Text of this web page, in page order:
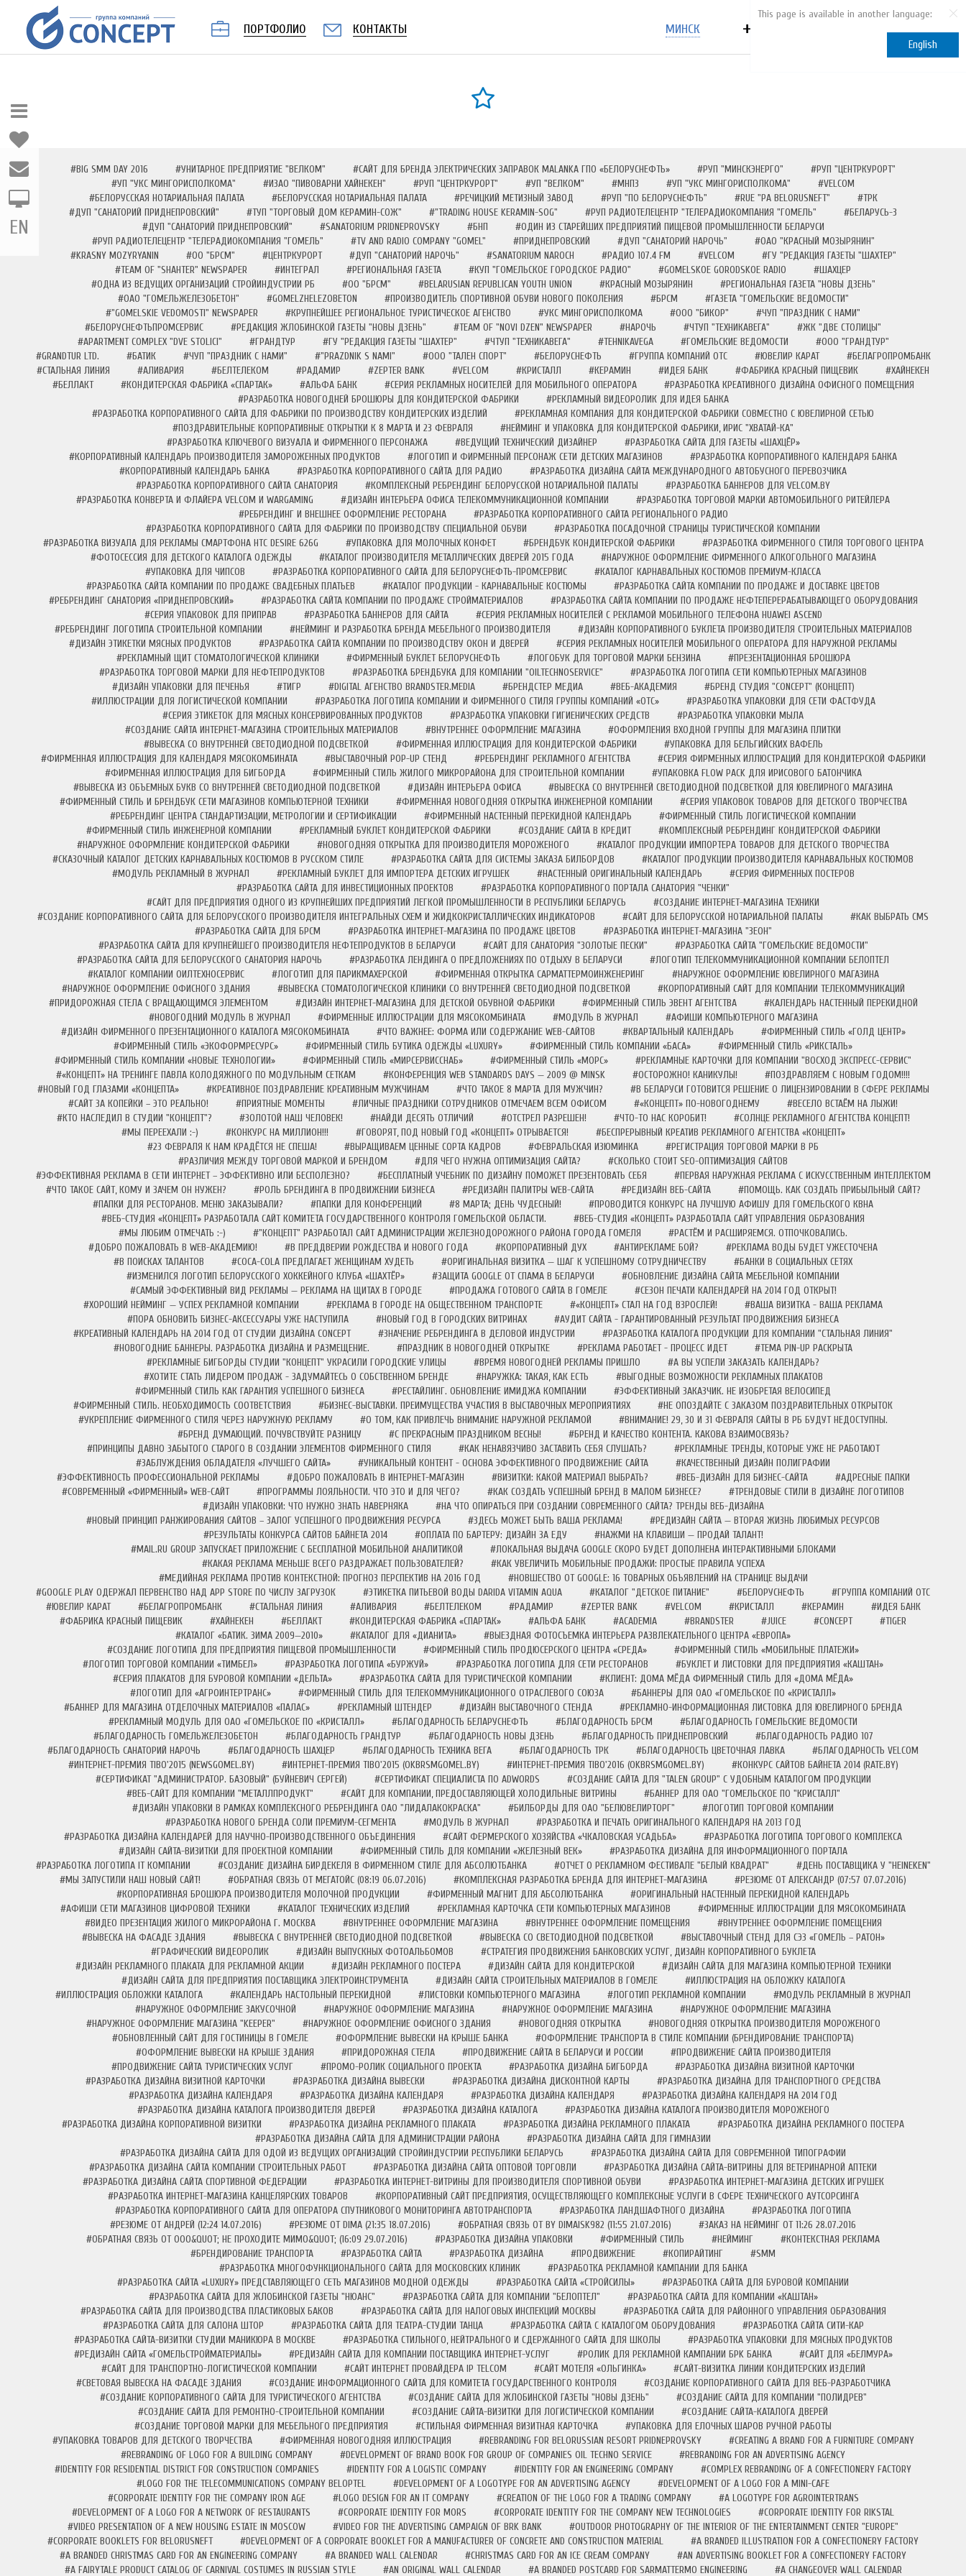
This page is available in another language:
English
EN
ПОРТФОЛИО КОНТАКТЫ МИНСК +375 (29) 113-10-10
#BIG SMM DAY 2016 #УНИТАРНОЕ ПРЕДПРИЯТИЕ "ВЕЛКОМ" #САЙТ ДЛЯ БРЕНДА ЭЛЕКТРИЧЕСКИХ ЗАПРАВОК MALANKA ГПО «БЕЛОРУСНЕФТЬ» #РУП "МИНСКЭНЕРГО"
#РУП "ЦЕНТРКУРОРТ"
#УП "УКС МИНГОРИСПОЛКОМА"
#ИЗАО "ПИВОВАРНИ ХАЙНЕКЕН" #РУП "ЦЕНТРКУРОРТ" #УП "ВЕЛКОМ" #МНПЗ #УП "УКС МИНГОРИСПОЛКОМА"
#VELCOM
#БЕЛОРУССКАЯ НОТАРИАЛЬНАЯ ПАЛАТА
#БЕЛОРУССКАЯ НОТАРИАЛЬНАЯ ПАЛАТА #РЕЧИЦКИЙ МЕТИЗНЫЙ ЗАВОД #РУП "ПО БЕЛОРУСНЕФТЬ" #RUE "PA BELORUSNEFT"
#ТРК
#ДУП "САНАТОРИЙ ПРИДНЕПРОВСКИЙ"
#ТУП "ТОРГОВЫЙ ДОМ КЕРАМИН-СОЖ" #"TRADING HOUSE KERAMIN-SOG" #РУП РАДИОТЕЛЕЦЕНТР "ТЕЛЕРАДИОКОМПАНИЯ "ГОМЕЛЬ"
#БЕЛАРУСЬ-3
#ДУП "САНАТОРИЙ ПРИДНЕПРОВСКИЙ"
#SANATORIUM PRIDNEPROVSKY #БНП
#ОДИН ИЗ СТАРЕЙШИХ ПРЕДПРИЯТИЙ ПИЩЕВОЙ ПРОМЫШЛЕННОСТИ БЕЛАРУСИ
#РУП РАДИОТЕЛЕЦЕНТР "ТЕЛЕРАДИОКОМПАНИЯ "ГОМЕЛЬ"
#TV AND RADIO COMPANY "GOMEL" #ПРИДНЕПРОВСКИЙ #ДУП "САНАТОРИЙ НАРОЧЬ"
#ОАО "КРАСНЫЙ МОЗЫРЯНИН"
#KRASNY MOZYRYANIN
#ОО "БРСМ" #ЦЕНТРКУРОРТ #ДУП "САНАТОРИЙ НАРОЧЬ" #SANATORIUM NAROCH #РАДИО 107.4 FM #VELCOM
#ГУ "РЕДАКЦИЯ ГАЗЕТЫ "ШАХТЕР"
#TEAM OF "SHAHTER" NEWSPAPER
#ИНТЕГРАЛ #РЕГИОНАЛЬНАЯ ГАЗЕТА #КУП "ГОМЕЛЬСКОЕ ГОРОДСКОЕ РАДИО" #GOMELSKOE GORODSKOE RADIO
#ШАХЦЕР
#ОДНА ИЗ ВЕДУЩИХ ОРГАНИЗАЦИЙ СТРОЙИНДУСТРИИ РБ
#ОО "БРСМ" #BELARUSIAN REPUBLICAN YOUTH UNION #КРАСНЫЙ МОЗЫРЯНИН
#РЕГИОНАЛЬНАЯ ГАЗЕТА "НОВЫ ДЗЕНЬ"
#ОАО "ГОМЕЛЬЖЕЛЕЗОБЕТОН"
#GOMELZHELEZOBETON #ПРОИЗВОДИТЕЛЬ СПОРТИВНОЙ ОБУВИ НОВОГО ПОКОЛЕНИЯ #БРСМ
#ГАЗЕТА "ГОМЕЛЬСКИЕ ВЕДОМОСТИ"
#"GOMELSKIE VEDOMOSTI" NEWSPAPER
#КРУПНЕЙШЕЕ РЕГИОНАЛЬНОЕ ТУРИСТИЧЕСКОЕ АГЕНСТВО #УКС МИНГОРИСПОЛКОМА #ООО "БИКОР"
#ЧУП "ПРАЗДНИК С НАМИ"
#БЕЛОРУСНЕФТЬПРОМСЕРВИС
#РЕДАКЦИЯ ЖЛОБИНСКОЙ ГАЗЕТЫ "НОВЫ ДЗЕНЬ" #TEAM OF "NOVI DZEN" NEWSPAPER #НАРОЧЬ #ЧТУП "ТЕХНИКАВЕГА"
#ЖК "ДВЕ СТОЛИЦЫ"
#APARTMENT COMPLEX "DVE STOLICI"
#ГРАНДТУР #ГУ "РЕДАКЦИЯ ГАЗЕТЫ "ШАХТЕР" #ЧТУП "ТЕХНИКАВЕГА" #TEHNIKAVEGA #ГОМЕЛЬСКИЕ ВЕДОМОСТИ
#ООО "ГРАНДТУР"
#GRANDTUR LTD.
#БАТИК #ЧУП "ПРАЗДНИК С НАМИ" #"PRAZDNIK S NAMI" #ООО "ТАЛЕН СПОРТ" #БЕЛОРУСНЕФТЬ #ГРУППА КОМПАНИЙ ОТС #ЮВЕЛИР КАРАТ
#БЕЛАГРОПРОМБАНК
#СТАЛЬНАЯ ЛИНИЯ
#АЛИВАРИЯ #БЕЛТЕЛЕКОМ #РАДАМИР #ZEPTER BANK #VELCOM #КРИСТАЛЛ #КЕРАМИН #ИДЕЯ БАНК #ФАБРИКА КРАСНЫЙ ПИЩЕВИК
#ХАЙНЕКЕН
#БЕЛЛАКТ
#КОНДИТЕРСКАЯ ФАБРИКА «СПАРТАК» #АЛЬФА БАНК #СЕРИЯ РЕКЛАМНЫХ НОСИТЕЛЕЙ ДЛЯ МОБИЛЬНОГО ОПЕРАТОРА
#РАЗРАБОТКА КРЕАТИВНОГО ДИЗАЙНА ОФИСНОГО ПОМЕЩЕНИЯ
#РАЗРАБОТКА НОВОГОДНЕЙ БРОШЮРЫ ДЛЯ КОНДИТЕРСКОЙ ФАБРИКИ
#РЕКЛАМНЫЙ ВИДЕОРОЛИК ДЛЯ ИДЕЯ БАНКА
#РАЗРАБОТКА КОРПОРАТИВНОГО САЙТА ДЛЯ ФАБРИКИ ПО ПРОИЗВОДСТВУ КОНДИТЕРСКИХ ИЗДЕЛИЙ
#РЕКЛАМНАЯ КОМПАНИЯ ДЛЯ КОНДИТЕРСКОЙ ФАБРИКИ СОВМЕСТНО С ЮВЕЛИРНОЙ СЕТЬЮ
#ПОЗДРАВИТЕЛЬНЫЕ КОРПОРАТИВНЫЕ ОТКРЫТКИ К 8 МАРТА И 23 ФЕВРАЛЯ
#НЕЙМИНГ И УПАКОВКА ДЛЯ КОНДИТЕРСКОЙ ФАБРИКИ, ИРИС "ХВАТАЙ-КА"
#РАЗРАБОТКА КЛЮЧЕВОГО ВИЗУАЛА И ФИРМЕННОГО ПЕРСОНАЖА
#ВЕДУЩИЙ ТЕХНИЧЕСКИЙ ДИЗАЙНЕР
#РАЗРАБОТКА САЙТА ДЛЯ ГАЗЕТЫ «ШАХЦЁР»
#КОРПОРАТИВНЫЙ КАЛЕНДАРЬ ПРОИЗВОДИТЕЛЯ ЗАМОРОЖЕННЫХ ПРОДУКТОВ
#ЛОГОТИП И ФИРМЕННЫЙ ПЕРСОНАЖ СЕТИ ДЕТСКИХ МАГАЗИНОВ
#РАЗРАБОТКА КОРПОРАТИВНОГО КАЛЕНДАРЯ БАНКА
#КОРПОРАТИВНЫЙ КАЛЕНДАРЬ БАНКА
#РАЗРАБОТКА КОРПОРАТИВНОГО САЙТА ДЛЯ РАДИО
#РАЗРАБОТКА ДИЗАЙНА САЙТА МЕЖДУНАРОДНОГО АВТОБУСНОГО ПЕРЕВОЗЧИКА
#РАЗРАБОТКА КОРПОРАТИВНОГО САЙТА САНАТОРИЯ
#КОМПЛЕКСНЫЙ РЕБРЕНДИНГ БЕЛОРУССКОЙ НОТАРИАЛЬНОЙ ПАЛАТЫ
#РАЗРАБОТКА БАННЕРОВ ДЛЯ VELCOM.BY
#РАЗРАБОТКА КОНВЕРТА И ФЛАЙЕРА VELCOM И WARGAMING
#ДИЗАЙН ИНТЕРЬЕРА ОФИСА ТЕЛЕКОММУНИКАЦИОННОЙ КОМПАНИИ
#РАЗРАБОТКА ТОРГОВОЙ МАРКИ АВТОМОБИЛЬНОГО РИТЕЙЛЕРА
#РЕБРЕНДИНГ И ВНЕШНЕЕ ОФОРМЛЕНИЕ РЕСТОРАНА
#РАЗРАБОТКА КОРПОРАТИВНОГО САЙТА РЕГИОНАЛЬНОГО РАДИО
#РАЗРАБОТКА КОРПОРАТИВНОГО САЙТА ДЛЯ ФАБРИКИ ПО ПРОИЗВОДСТВУ СПЕЦИАЛЬНОЙ ОБУВИ
#РАЗРАБОТКА ПОСАДОЧНОЙ СТРАНИЦЫ ТУРИСТИЧЕСКОЙ КОМПАНИИ
#РАЗРАБОТКА ВИЗУАЛА ДЛЯ РЕКЛАМЫ СМАРТФОНА HTC DESIRE 626G
#УПАКОВКА ДЛЯ МОЛОЧНЫХ КОНФЕТ #БРЕНДБУК КОНДИТЕРСКОЙ ФАБРИКИ
#РАЗРАБОТКА ФИРМЕННОГО СТИЛЯ ТОРГОВОГО ЦЕНТРА
#ФОТОСЕССИЯ ДЛЯ ДЕТСКОГО КАТАЛОГА ОДЕЖДЫ
#КАТАЛОГ ПРОИЗВОДИТЕЛЯ МЕТАЛЛИЧЕСКИХ ДВЕРЕЙ 2015 ГОДА
#НАРУЖНОЕ ОФОРМЛЕНИЕ ФИРМЕННОГО АЛКОГОЛЬНОГО МАГАЗИНА
#УПАКОВКА ДЛЯ ЧИПСОВ
#РАЗРАБОТКА КОРПОРАТИВНОГО САЙТА ДЛЯ БЕЛОРУСНЕФТЬ-ПРОМСЕРВИС
#КАТАЛОГ КАРНАВАЛЬНЫХ КОСТЮМОВ ПРЕМИУМ-КЛАССА
#РАЗРАБОТКА САЙТА КОМПАНИИ ПО ПРОДАЖЕ СВАДЕБНЫХ ПЛАТЬЕВ
#КАТАЛОГ ПРОДУКЦИИ - КАРНАВАЛЬНЫЕ КОСТЮМЫ
#РАЗРАБОТКА САЙТА КОМПАНИИ ПО ПРОДАЖЕ И ДОСТАВКЕ ЦВЕТОВ
#РЕБРЕНДИНГ САНАТОРИЯ «ПРИДНЕПРОВСКИЙ»
#РАЗРАБОТКА САЙТА КОМПАНИИ ПО ПРОДАЖЕ СТРОЙМАТЕРИАЛОВ
#РАЗРАБОТКА САЙТА КОМПАНИИ ПО ПРОДАЖЕ НЕФТЕПЕРЕРАБАТЫВАЮЩЕГО ОБОРУДОВАНИЯ
#СЕРИЯ УПАКОВОК ДЛЯ ПРИПРАВ
#РАЗРАБОТКА БАННЕРОВ ДЛЯ САЙТА
#СЕРИЯ РЕКЛАМНЫХ НОСИТЕЛЕЙ С РЕКЛАМОЙ МОБИЛЬНОГО ТЕЛЕФОНА HUAWEI ASCEND
#РЕБРЕНДИНГ ЛОГОТИПА СТРОИТЕЛЬНОЙ КОМПАНИИ
#НЕЙМИНГ И РАЗРАБОТКА БРЕНДА МЕБЕЛЬНОГО ПРОИЗВОДИТЕЛЯ
#ДИЗАЙН КОРПОРАТИВНОГО БУКЛЕТА ПРОИЗВОДИТЕЛЯ СТРОИТЕЛЬНЫХ МАТЕРИАЛОВ
#ДИЗАЙН ЭТИКЕТКИ МЯСНЫХ ПРОДУКТОВ
#РАЗРАБОТКА САЙТА КОМПАНИИ ПО ПРОИЗВОДСТВУ ОКОН И ДВЕРЕЙ
#СЕРИЯ РЕКЛАМНЫХ НОСИТЕЛЕЙ МОБИЛЬНОГО ОПЕРАТОРА ДЛЯ НАРУЖНОЙ РЕКЛАМЫ
#РЕКЛАМНЫЙ ЩИТ СТОМАТОЛОГИЧЕСКОЙ КЛИНИКИ
#ФИРМЕННЫЙ БУКЛЕТ БЕЛОРУСНЕФТЬ #ЛОГОБУК ДЛЯ ТОРГОВОЙ МАРКИ БЕНЗИНА
#ПРЕЗЕНТАЦИОННАЯ БРОШЮРА
#РАЗРАБОТКА ТОРГОВОЙ МАРКИ ДЛЯ НЕФТЕПРОДУКТОВ
#РАЗРАБОТКА БРЕНДБУКА ДЛЯ КОМПАНИИ "OILTECHNOSERVICE"
#РАЗРАБОТКА ЛОГОТИПА СЕТИ КОМПЬЮТЕРНЫХ МАГАЗИНОВ
#ДИЗАЙН УПАКОВКИ ДЛЯ ПЕЧЕНЬЯ
#ТИГР #DIGITAL АГЕНСТВО BRANDSTER.MEDIA #БРЕНДСТЕР МЕДИА #ВЕБ-АКАДЕМИЯ
#БРЕНД СТУДИЯ "CONCEPT" (КОНЦЕПТ)
#ИЛЛЮСТРАЦИИ ДЛЯ ЛОГИСТИЧЕСКОЙ КОМПАНИИ
#РАЗРАБОТКА ЛОГОТИПА КОМПАНИИ И ФИРМЕННОГО СТИЛЯ ГРУППЫ КОМПАНИЙ «ОТС»
#РАЗРАБОТКА УПАКОВКИ ДЛЯ СЕТИ ФАСТФУДА
#СЕРИЯ ЭТИКЕТОК ДЛЯ МЯСНЫХ КОНСЕРВИРОВАННЫХ ПРОДУКТОВ
#РАЗРАБОТКА УПАКОВКИ ГИГИЕНИЧЕСКИХ СРЕДСТВ
#РАЗРАБОТКА УПАКОВКИ МЫЛА
#СОЗДАНИЕ САЙТА ИНТЕРНЕТ-МАГАЗИНА СТРОИТЕЛЬНЫХ МАТЕРИАЛОВ
#ВНУТРЕННЕЕ ОФОРМЛЕНИЕ МАГАЗИНА
#ОФОРМЛЕНИЯ ВХОДНОЙ ГРУППЫ ДЛЯ МАГАЗИНА ПЛИТКИ
#ВЫВЕСКА СО ВНУТРЕННЕЙ СВЕТОДИОДНОЙ ПОДСВЕТКОЙ
#ФИРМЕННАЯ ИЛЛЮСТРАЦИЯ ДЛЯ КОНДИТЕРСКОЙ ФАБРИКИ
#УПАКОВКА ДЛЯ БЕЛЬГИЙСКИХ ВАФЕЛЬ
#ФИРМЕННАЯ ИЛЛЮСТРАЦИЯ ДЛЯ КАЛЕНДАРЯ МЯСОКОМБИНАТА
#ВЫСТАВОЧНЫЙ POP-UP СТЕНД #РЕБРЕНДИНГ РЕКЛАМНОГО АГЕНТСТВА
#СЕРИЯ ФИРМЕННЫХ ИЛЛЮСТРАЦИЙ ДЛЯ КОНДИТЕРСКОЙ ФАБРИКИ
#ФИРМЕННАЯ ИЛЛЮСТРАЦИЯ ДЛЯ БИГБОРДА
#ФИРМЕННЫЙ СТИЛЬ ЖИЛОГО МИКРОРАЙОНА ДЛЯ СТРОИТЕЛЬНОЙ КОМПАНИИ
#УПАКОВКА FLOW PACK ДЛЯ ИРИСОВОГО БАТОНЧИКА
#ВЫВЕСКА ИЗ ОБЪЕМНЫХ БУКВ СО ВНУТРЕННЕЙ СВЕТОДИОДНОЙ ПОДСВЕТКОЙ
#ДИЗАЙН ИНТЕРЬЕРА ОФИСА
#ВЫВЕСКА СО ВНУТРЕННЕЙ СВЕТОДИОДНОЙ ПОДСВЕТКОЙ ДЛЯ ЮВЕЛИРНОГО МАГАЗИНА
#ФИРМЕННЫЙ СТИЛЬ И БРЕНДБУК СЕТИ МАГАЗИНОВ КОМПЬЮТЕРНОЙ ТЕХНИКИ
#ФИРМЕННАЯ НОВОГОДНЯЯ ОТКРЫТКА ИНЖЕНЕРНОЙ КОМПАНИИ
#СЕРИЯ УПАКОВОК ТОВАРОВ ДЛЯ ДЕТСКОГО ТВОРЧЕСТВА
#РЕБРЕНДИНГ ЦЕНТРА СТАНДАРТИЗАЦИИ, МЕТРОЛОГИИ И СЕРТИФИКАЦИИ
#ФИРМЕННЫЙ НАСТЕННЫЙ ПЕРЕКИДНОЙ КАЛЕНДАРЬ
#ФИРМЕННЫЙ СТИЛЬ ЛОГИСТИЧЕСКОЙ КОМПАНИИ
#ФИРМЕННЫЙ СТИЛЬ ИНЖЕНЕРНОЙ КОМПАНИИ
#РЕКЛАМНЫЙ БУКЛЕТ КОНДИТЕРСКОЙ ФАБРИКИ #СОЗДАНИЕ САЙТА В КРЕДИТ
#КОМПЛЕКСНЫЙ РЕБРЕНДИНГ КОНДИТЕРСКОЙ ФАБРИКИ
#НАРУЖНОЕ ОФОРМЛЕНИЕ КОНДИТЕРСКОЙ ФАБРИКИ
#НОВОГОДНЯЯ ОТКРЫТКА ДЛЯ ПРОИЗВОДИТЕЛЯ МОРОЖЕНОГО
#КАТАЛОГ ПРОДУКЦИИ ИМПОРТЕРА ТОВАРОВ ДЛЯ ДЕТСКОГО ТВОРЧЕСТВА
#СКАЗОЧНЫЙ КАТАЛОГ ДЕТСКИХ КАРНАВАЛЬНЫХ КОСТЮМОВ В РУССКОМ СТИЛЕ
#РАЗРАБОТКА САЙТА ДЛЯ СИСТЕМЫ ЗАКАЗА БИЛБОРДОВ
#КАТАЛОГ ПРОДУКЦИИ ПРОИЗВОДИТЕЛЯ КАРНАВАЛЬНЫХ КОСТЮМОВ
#МОДУЛЬ РЕКЛАМНЫЙ В ЖУРНАЛ
#РЕКЛАМНЫЙ БУКЛЕТ ДЛЯ ИМПОРТЕРА ДЕТСКИХ ИГРУШЕК #НАСТЕННЫЙ ОРИГИНАЛЬНЫЙ КАЛЕНДАРЬ
#СЕРИЯ ФИРМЕННЫХ ПОСТЕРОВ
#РАЗРАБОТКА САЙТА ДЛЯ ИНВЕСТИЦИОННЫХ ПРОЕКТОВ
#РАЗРАБОТКА КОРПОРАТИВНОГО ПОРТАЛА САНАТОРИЯ "ЧЕНКИ"
#САЙТ ДЛЯ ПРЕДПРИЯТИЯ ОДНОГО ИЗ КРУПНЕЙШИХ ПРЕДПРИЯТИЙ ЛЕГКОЙ ПРОМЫШЛЕННОСТИ В РЕСПУБЛИКИ БЕЛАРУСЬ
#СОЗДАНИЕ ИНТЕРНЕТ-МАГАЗИНА ТЕХНИКИ
#СОЗДАНИЕ КОРПОРАТИВНОГО САЙТА ДЛЯ БЕЛОРУССКОГО ПРОИЗВОДИТЕЛЯ ИНТЕГРАЛЬНЫХ СХЕМ И ЖИДКОКРИСТАЛЛИЧЕСКИХ ИНДИКАТОРОВ
#САЙТ ДЛЯ БЕЛОРУССКОЙ НОТАРИАЛЬНОЙ ПАЛАТЫ
#КАК ВЫБРАТЬ CMS
#РАЗРАБОТКА САЙТА ДЛЯ БРСМ
#РАЗРАБОТКА ИНТЕРНЕТ-МАГАЗИНА ПО ПРОДАЖЕ ЦВЕТОВ
#РАЗРАБОТКА ИНТЕРНЕТ-МАГАЗИНА "ЗЕОН"
#РАЗРАБОТКА САЙТА ДЛЯ КРУПНЕЙШЕГО ПРОИЗВОДИТЕЛЯ НЕФТЕПРОДУКТОВ В БЕЛАРУСИ
#САЙТ ДЛЯ САНАТОРИЯ "ЗОЛОТЫЕ ПЕСКИ"
#РАЗРАБОТКА САЙТА "ГОМЕЛЬСКИЕ ВЕДОМОСТИ"
#РАЗРАБОТКА САЙТА ДЛЯ БЕЛОРУССКОГО САНАТОРИЯ НАРОЧЬ
#РАЗРАБОТКА ЛЕНДИНГА О ПРЕДЛОЖЕНИЯХ ПО ОТДЫХУ В БЕЛАРУСИ
#ЛОГОТИП ТЕЛЕКОММУНИКАЦИОННОЙ КОМПАНИИ БЕЛОПТЕЛ
#КАТАЛОГ КОМПАНИИ ОИЛТЕХНОСЕРВИС
#ЛОГОТИП ДЛЯ ПАРИКМАХЕРСКОЙ #ФИРМЕННАЯ ОТКРЫТКА САРМАТТЕРМОИНЖЕНЕРИНГ
#НАРУЖНОЕ ОФОРМЛЕНИЕ ЮВЕЛИРНОГО МАГАЗИНА
#НАРУЖНОЕ ОФОРМЛЕНИЕ ОФИСНОГО ЗДАНИЯ
#ВЫВЕСКА СТОМАТОЛОГИЧЕСКОЙ КЛИНИКИ СО ВНУТРЕННЕЙ СВЕТОДИОДНОЙ ПОДСВЕТКОЙ
#КОРПОРАТИВНЫЙ САЙТ ДЛЯ КОМПАНИИ ТЕЛЕКОММУНИКАЦИЙ
#ПРИДОРОЖНАЯ СТЕЛА С ВРАЩАЮЩИМСЯ ЭЛЕМЕНТОМ
#ДИЗАЙН ИНТЕРНЕТ-МАГАЗИНА ДЛЯ ДЕТСКОЙ ОБУВНОЙ ФАБРИКИ #ФИРМЕННЫЙ СТИЛЬ ЭВЕНТ АГЕНТСТВА
#КАЛЕНДАРЬ НАСТЕННЫЙ ПЕРЕКИДНОЙ
#НОВОГОДНИЙ МОДУЛЬ В ЖУРНАЛ
#ФИРМЕННЫЕ ИЛЛЮСТРАЦИИ ДЛЯ МЯСОКОМБИНАТА #МОДУЛЬ В ЖУРНАЛ
#АФИШИ КОМПЬЮТЕРНОГО МАГАЗИНА
#ДИЗАЙН ФИРМЕННОГО ПРЕЗЕНТАЦИОННОГО КАТАЛОГА МЯСОКОМБИНАТА
#ЧТО ВАЖНЕЕ: ФОРМА ИЛИ СОДЕРЖАНИЕ WEB-САЙТОВ #КВАРТАЛЬНЫЙ КАЛЕНДАРЬ
#ФИРМЕННЫЙ СТИЛЬ «ГОЛД ЦЕНТР»
#ФИРМЕННЫЙ СТИЛЬ «ЭКОФОРМРЕСУРС»
#ФИРМЕННЫЙ СТИЛЬ БУТИКА ОДЕЖДЫ «LUXURY» #ФИРМЕННЫЙ СТИЛЬ КОМПАНИИ «БАСА»
#ФИРМЕННЫЙ СТИЛЬ «РИКСТАЛЬ»
#ФИРМЕННЫЙ СТИЛЬ КОМПАНИИ «НОВЫЕ ТЕХНОЛОГИИ»
#ФИРМЕННЫЙ СТИЛЬ «МИРСЕРВИССНАБ» #ФИРМЕННЫЙ СТИЛЬ «МОРС»
#РЕКЛАМНЫЕ КАРТОЧКИ ДЛЯ КОМПАНИИ "ВОСХОД ЭКСПРЕСС-СЕРВИС"
#«КОНЦЕПТ» НА ТРЕНИНГЕ ПАВЛА КОЛОДЯЖНОГО ПО МОДУЛЬНЫМ СЕТКАМ
#КОНФЕРЕНЦИЯ WEB STANDARDS DAYS — 2009 @ MINSK #ОСТОРОЖНО! КАНИКУЛЫ!
#ПОЗДРАВЛЯЕМ С НОВЫМ ГОДОМ!!!!
#НОВЫЙ ГОД ГЛАЗАМИ «КОНЦЕПТА»
#КРЕАТИВНОЕ ПОЗДРАВЛЕНИЕ КРЕАТИВНЫМ МУЖЧИНАМ #ЧТО ТАКОЕ 8 МАРТА ДЛЯ МУЖЧИН?
#В БЕЛАРУСИ ГОТОВИТСЯ РЕШЕНИЕ О ЛИЦЕНЗИРОВАНИИ В СФЕРЕ РЕКЛАМЫ
#САЙТ ЗА КОПЕЙКИ – ЭТО РЕАЛЬНО!
#ПРИЯТНЫЕ МОМЕНТЫ #ЛИЧНЫЕ ПРАЗДНИКИ СОТРУДНИКОВ ОТМЕЧАЕМ ВСЕМ ОФИСОМ #«КОНЦЕПТ» ПО-НОВОГОДНЕМУ
#ВЕСЕЛО ВСТАЁМ НА ЛЫЖИ!
#КТО НАСЛЕДИЛ В СТУДИИ "КОНЦЕПТ"?
#ЗОЛОТОЙ НАШ ЧЕЛОВЕК! #НАЙДИ ДЕСЯТЬ ОТЛИЧИЙ #ОТСТРЕЛ РАЗРЕШЕН! #ЧТО-ТО НАС КОРОБИТ!
#СОЛНЦЕ РЕКЛАМНОГО АГЕНТСТВА КОНЦЕПТ!
#МЫ ПЕРЕЕХАЛИ :-)
#КОНКУРС НА МИЛЛИОН!!! #ГОВОРЯТ, ПОД НОВЫЙ ГОД «КОНЦЕПТ» ОТРЫВАЕТСЯ!
#БЕСПРЕРЫВНЫЙ КРЕАТИВ РЕКЛАМНОГО АГЕНТСТВА «КОНЦЕПТ»
#23 ФЕВРАЛЯ К НАМ КРАДЁТСЯ НЕ СПЕША!
#ВЫРАЩИВАЕМ ЦЕННЫЕ СОРТА КАДРОВ #ФЕВРАЛЬСКАЯ ИЗЮМИНКА
#РЕГИСТРАЦИЯ ТОРГОВОЙ МАРКИ В РБ
#РАЗЛИЧИЯ МЕЖДУ ТОРГОВОЙ МАРКОЙ И БРЕНДОМ
#ДЛЯ ЧЕГО НУЖНА ОПТИМИЗАЦИЯ САЙТА?
#СКОЛЬКО СТОИТ SEO-ОПТИМИЗАЦИЯ САЙТОВ
#ЭФФЕКТИВНАЯ РЕКЛАМА В СЕТИ ИНТЕРНЕТ – ЭФФЕКТИВНО ИЛИ БЕСПОЛЕЗНО?
#БЕСПЛАТНЫЙ УЧЕБНИК ПО ДИЗАЙНУ ПОМОЖЕТ ПРЕЗЕНТОВАТЬ СЕБЯ
#ПЕРВАЯ НАРУЖНАЯ РЕКЛАМА С ИСКУССТВЕННЫМ ИНТЕЛЛЕКТОМ
#ЧТО ТАКОЕ САЙТ, КОМУ И ЗАЧЕМ ОН НУЖЕН?
#РОЛЬ БРЕНДИНГА В ПРОДВИЖЕНИИ БИЗНЕСА #РЕДИЗАЙН ПАЛИТРЫ WEB-САЙТА #РЕДИЗАЙН ВЕБ-САЙТА
#ПОМОЩЬ. КАК СОЗДАТЬ ПРИБЫЛЬНЫЙ САЙТ?
#ПАПКИ ДЛЯ РЕСТОРАНОВ. МЕНЮ ЗАКАЗЫВАЛИ?
#ПАПКИ ДЛЯ КОНФЕРЕНЦИЙ #8 МАРТА; ДЕНЬ ЧУДЕСНЫЙ!
#ПРОВОДИТСЯ КОНКУРС НА ЛУЧШУЮ АФИШУ ДЛЯ ГОМЕЛЬСКОГО КВНА
#ВЕБ-СТУДИЯ «КОНЦЕПТ» РАЗРАБОТАЛА САЙТ КОМИТЕТА ГОСУДАРСТВЕННОГО КОНТРОЛЯ ГОМЕЛЬСКОЙ ОБЛАСТИ.
#ВЕБ-СТУДИЯ «КОНЦЕПТ» РАЗРАБОТАЛА САЙТ УПРАВЛЕНИЯ ОБРАЗОВАНИЯ
#МЫ ЛЮБИМ ОТМЕЧАТЬ :-)
#"КОНЦЕПТ" РАЗРАБОТАЛ САЙТ АДМИНИСТРАЦИИ ЖЕЛЕЗНОДОРОЖНОГО РАЙОНА ГОРОДА ГОМЕЛЯ
#РАСТЁМ И РАСШИРЯЕМСЯ. ОТПОЧКОВАЛИСЬ.
#ДОБРО ПОЖАЛОВАТЬ В WEB-АКАДЕМИЮ!
#В ПРЕДДВЕРИИ РОЖДЕСТВА И НОВОГО ГОДА #КОРПОРАТИВНЫЙ ДУХ #АНТИРЕКЛАМЕ БОЙ?
#РЕКЛАМА ВОДЫ БУДЕТ УЖЕСТОЧЕНА
#В ПОИСКАХ ТАЛАНТОВ
#COCA-COLA ПРЕДЛАГАЕТ ЖЕНЩИНАМ ХУДЕТЬ #ОРИГИНАЛЬНАЯ ВИЗИТКА — ШАГ К УСПЕШНОМУ СОТРУДНИЧЕСТВУ
#БАНКИ В СОЦИАЛЬНЫХ СЕТЯХ
#ИЗМЕНИЛСЯ ЛОГОТИП БЕЛОРУССКОГО ХОККЕЙНОГО КЛУБА «ШАХТЁР»
#ЗАЩИТА GOOGLE ОТ СПАМА В БЕЛАРУСИ
#ОБНОВЛЕНИЕ ДИЗАЙНА САЙТА МЕБЕЛЬНОЙ КОМПАНИИ
#САМЫЙ ЭФФЕКТИВНЫЙ ВИД РЕКЛАМЫ — РЕКЛАМА НА ЩИТАХ В ГОРОДЕ
#ПРОДАЖА ГОТОВОГО САЙТА В ГОМЕЛЕ
#СЕЗОН ПЕЧАТИ КАЛЕНДАРЕЙ НА 2014 ГОД ОТКРЫТ!
#ХОРОШИЙ НЕЙМИНГ — УСПЕХ РЕКЛАМНОЙ КОМПАНИИ
#РЕКЛАМА В ГОРОДЕ НА ОБЩЕСТВЕННОМ ТРАНСПОРТЕ #«КОНЦЕПТ» СТАЛ НА ГОД ВЗРОСЛЕЙ!
#ВАША ВИЗИТКА - ВАША РЕКЛАМА
#ПОРА ОБНОВИТЬ БИЗНЕС-АКСЕССУАРЫ УЖЕ НАСТУПИЛА
#НОВЫЙ ГОД В ГОРОДСКИХ ВИТРИНАХ
#АУДИТ САЙТА - ГАРАНТИРОВАННЫЙ РЕЗУЛЬТАТ ПРОДВИЖЕНИЯ БИЗНЕСА
#КРЕАТИВНЫЙ КАЛЕНДАРЬ НА 2014 ГОД ОТ СТУДИИ ДИЗАЙНА CONCEPT
#ЗНАЧЕНИЕ РЕБРЕНДИНГА В ДЕЛОВОЙ ИНДУСТРИИ
#РАЗРАБОТКА КАТАЛОГА ПРОДУКЦИИ ДЛЯ КОМПАНИИ "СТАЛЬНАЯ ЛИНИЯ"
#НОВОГОДНИЕ БАННЕРЫ. РАЗРАБОТКА ДИЗАЙНА И РАЗМЕЩЕНИЕ.
#ПРАЗДНИК В НОВОГОДНЕЙ ОТКРЫТКЕ #РЕКЛАМА РАБОТАЕТ - ПРОЦЕСС ИДЕТ
#ТЕМА PIN-UP РАСКРЫТА
#РЕКЛАМНЫЕ БИГБОРДЫ СТУДИИ "КОНЦЕПТ" УКРАСИЛИ ГОРОДСКИЕ УЛИЦЫ
#ВРЕМЯ НОВОГОДНЕЙ РЕКЛАМЫ ПРИШЛО
#А ВЫ УСПЕЛИ ЗАКАЗАТЬ КАЛЕНДАРЬ?
#ХОТИТЕ СТАТЬ ЛИДЕРОМ ПРОДАЖ - ЗАДУМАЙТЕСЬ О СОБСТВЕННОМ БРЕНДЕ
#НАРУЖКА: ТАКАЯ, КАК ЕСТЬ
#ВЫГОДНЫЕ ВОЗМОЖНОСТИ РЕКЛАМНЫХ ПЛАКАТОВ
#ФИРМЕННЫЙ СТИЛЬ КАК ГАРАНТИЯ УСПЕШНОГО БИЗНЕСА
#РЕСТАЙЛИНГ. ОБНОВЛЕНИЕ ИМИДЖА КОМПАНИИ
#ЭФФЕКТИВНЫЙ ЗАКАЗЧИК. НЕ ИЗОБРЕТАЯ ВЕЛОСИПЕД
#ФИРМЕННЫЙ СТИЛЬ. НЕОБХОДИМОСТЬ СООТВЕТСТВИЯ
#БИЗНЕС-ВЫСТАВКИ. ПРЕИМУЩЕСТВА УЧАСТИЯ В ВЫСТАВОЧНЫХ МЕРОПРИЯТИЯХ
#НЕ ОПОЗДАЙТЕ С ЗАКАЗОМ ПОЗДРАВИТЕЛЬНЫХ ОТКРЫТОК
#УКРЕПЛЕНИЕ ФИРМЕННОГО СТИЛЯ ЧЕРЕЗ НАРУЖНУЮ РЕКЛАМУ
#О ТОМ, КАК ПРИВЛЕЧЬ ВНИМАНИЕ НАРУЖНОЙ РЕКЛАМОЙ
#ВНИМАНИЕ! 29, 30 И 31 ФЕВРАЛЯ САЙТЫ В РБ БУДУТ НЕДОСТУПНЫ.
#БРЕНД ДУМАЮЩИЙ. ПОЧУВСТВУЙТЕ РАЗНИЦУ
#С ПРЕКРАСНЫМ ПРАЗДНИКОМ ВЕСНЫ!
#БРЕНД И КАЧЕСТВО КОНТЕНТА. КАКОВА ВЗАИМОСВЯЗЬ?
#ПРИНЦИПЫ ДАВНО ЗАБЫТОГО СТАРОГО В СОЗДАНИИ ЭЛЕМЕНТОВ ФИРМЕННОГО СТИЛЯ
#КАК НЕНАВЯЗЧИВО ЗАСТАВИТЬ СЕБЯ СЛУШАТЬ?
#РЕКЛАМНЫЕ ТРЕНДЫ, КОТОРЫЕ УЖЕ НЕ РАБОТАЮТ
#ЗАБЛУЖДЕНИЯ ОБЛАДАТЕЛЯ «ЛУЧШЕГО САЙТА»
#УНИКАЛЬНЫЙ КОНТЕНТ - ОСНОВА ЭФФЕКТИВНОГО ПРОДВИЖЕНИЕ САЙТА
#КАЧЕСТВЕННЫЙ ДИЗАЙН ПОЛИГРАФИИ
#ЭФФЕКТИВНОСТЬ ПРОФЕССИОНАЛЬНОЙ РЕКЛАМЫ
#ДОБРО ПОЖАЛОВАТЬ В ИНТЕРНЕТ-МАГАЗИН #ВИЗИТКИ: КАКОЙ МАТЕРИАЛ ВЫБРАТЬ? #ВЕБ-ДИЗАЙН ДЛЯ БИЗНЕС-САЙТА
#АДРЕСНЫЕ ПАПКИ
#СОВРЕМЕННЫЙ «ФИРМЕННЫЙ» WEB-САЙТ
#ПРОГРАММЫ ЛОЯЛЬНОСТИ. ЧТО ЭТО И ДЛЯ ЧЕГО? #КАК СОЗДАТЬ УСПЕШНЫЙ БРЕНД В МАЛОМ БИЗНЕСЕ?
#ТРЕНДОВЫЕ СТИЛИ В ДИЗАЙНЕ ЛОГОТИПОВ
#ДИЗАЙН УПАКОВКИ: ЧТО НУЖНО ЗНАТЬ НАВЕРНЯКА
#НА ЧТО ОПИРАТЬСЯ ПРИ СОЗДАНИИ СОВРЕМЕННОГО САЙТА? ТРЕНДЫ ВЕБ-ДИЗАЙНА
#НОВЫЙ ПРИНЦИП РАНЖИРОВАНИЯ САЙТОВ – ЗАЛОГ УСПЕШНОГО ПРОДВИЖЕНИЯ РЕСУРСА
#ЗДЕСЬ МОЖЕТ БЫТЬ ВАША РЕКЛАМА!
#РЕДИЗАЙН САЙТА — ВТОРАЯ ЖИЗНЬ ЛЮБИМЫХ РЕСУРСОВ
#РЕЗУЛЬТАТЫ КОНКУРСА САЙТОВ БАЙНЕТА 2014
#ОПЛАТА ПО БАРТЕРУ: ДИЗАЙН ЗА ЕДУ
#НАЖМИ НА КЛАВИШИ — ПРОДАЙ ТАЛАНТ!
#MAIL.RU GROUP ЗАПУСКАЕТ ПРИЛОЖЕНИЕ С БЕСПЛАТНОЙ МОБИЛЬНОЙ АНАЛИТИКОЙ
#ЛОКАЛЬНАЯ ВЫДАЧА GOOGLE СКОРО БУДЕТ ДОПОЛНЕНА ИНТЕРАКТИВНЫМИ БЛОКАМИ
#КАКАЯ РЕКЛАМА МЕНЬШЕ ВСЕГО РАЗДРАЖАЕТ ПОЛЬЗОВАТЕЛЕЙ?
#КАК УВЕЛИЧИТЬ МОБИЛЬНЫЕ ПРОДАЖИ: ПРОСТЫЕ ПРАВИЛА УСПЕХА
#МЕДИЙНАЯ РЕКЛАМА ПРОТИВ КОНТЕКСТНОЙ: ПРОГНОЗ ПЕРСПЕКТИВ НА 2016 ГОД
#НОВШЕСТВО ОТ GOOGLE: 16 ТОВАРНЫХ ОБЪЯВЛЕНИЙ НА СТРАНИЦЕ ВЫДАЧИ
#GOOGLE PLAY ОДЕРЖАЛ ПЕРВЕНСТВО НАД APP STORE ПО ЧИСЛУ ЗАГРУЗОК
#ЭТИКЕТКА ПИТЬЕВОЙ ВОДЫ DARIDA VITAMIN AQUA #КАТАЛОГ "ДЕТСКОЕ ПИТАНИЕ" #БЕЛОРУСНЕФТЬ
#ГРУППА КОМПАНИЙ ОТС
#ЮВЕЛИР КАРАТ
#БЕЛАГРОПРОМБАНК #СТАЛЬНАЯ ЛИНИЯ #АЛИВАРИЯ #БЕЛТЕЛЕКОМ #РАДАМИР #ZEPTER BANK #VELCOM #КРИСТАЛЛ #КЕРАМИН
#ИДЕЯ БАНК
#ФАБРИКА КРАСНЫЙ ПИЩЕВИК
#ХАЙНЕКЕН #БЕЛЛАКТ #КОНДИТЕРСКАЯ ФАБРИКА «СПАРТАК» #АЛЬФА БАНК #ACADEMIA #BRANDSTER #JUICE #CONCEPT
#TIGER
#КАТАЛОГ «БАТИК. ЗИМА 2009—2010»
#КАТАЛОГ ДЛЯ «ДИАНИТА»
#ВЫЕЗДНАЯ ФОТОСЪЕМКА ИНТЕРЬЕРА РАЗВЛЕКАТЕЛЬНОГО ЦЕНТРА «ЕВРОПА»
#СОЗДАНИЕ ЛОГОТИПА ДЛЯ ПРЕДПРИЯТИЯ ПИЩЕВОЙ ПРОМЫШЛЕННОСТИ
#ФИРМЕННЫЙ СТИЛЬ ПРОДЮСЕРСКОГО ЦЕНТРА «СРЕДА»
#ФИРМЕННЫЙ СТИЛЬ «МОБИЛЬНЫЕ ПЛАТЕЖИ»
#ЛОГОТИП ТОРГОВОЙ КОМПАНИИ «ТИМБЕЛ»
#РАЗРАБОТКА ЛОГОТИПА «БУРЖУЙ» #РАЗРАБОТКА ЛОГОТИПА ДЛЯ СЕТИ РЕСТОРАНОВ
#БУКЛЕТ И ЛИСТОВКИ ДЛЯ ПРЕДПРИЯТИЯ «КАШТАН»
#СЕРИЯ ПЛАКАТОВ ДЛЯ БУРОВОЙ КОМПАНИИ «ДЕЛЬТА»
#РАЗРАБОТКА САЙТА ДЛЯ ТУРИСТИЧЕСКОЙ КОМПАНИИ
#КЛИЕНТ: ДОМА МЁДА ФИРМЕННЫЙ СТИЛЬ ДЛЯ «ДОМА МЁДА»
#ЛОГОТИП ДЛЯ «АГРОИНТЕРТРАНС»
#ФИРМЕННЫЙ СТИЛЬ ДЛЯ ТЕЛЕКОММУНИКАЦИОННОГО ОТРАСЛЕВОГО СОЮЗА
#БАННЕРЫ ДЛЯ ОАО «ГОМЕЛЬСКОЕ ПО «КРИСТАЛЛ»
#БАННЕР ДЛЯ МАГАЗИНА ОТДЕЛОЧНЫХ МАТЕРИАЛОВ «ПАЛАС»
#РЕКЛАМНЫЙ ШТЕНДЕР #ДИЗАЙН ВЫСТАВОЧНОГО СТЕНДА
#РЕКЛАМНО-ИНФОРМАЦИОННАЯ ЛИСТОВКА ДЛЯ ЮВЕЛИРНОГО БРЕНДА
#РЕКЛАМНЫЙ МОДУЛЬ ДЛЯ ОАО «ГОМЕЛЬСКОЕ ПО «КРИСТАЛЛ»
#БЛАГОДАРНОСТЬ БЕЛАРУСНЕФТЬ #БЛАГОДАРНОСТЬ БРСМ
#БЛАГОДАРНОСТЬ ГОМЕЛЬСКИЕ ВЕДОМОСТИ
#БЛАГОДАРНОСТЬ ГОМЕЛЬЖЕЛЕЗОБЕТОН
#БЛАГОДАРНОСТЬ ГРАНДТУР #БЛАГОДАРНОСТЬ НОВЫ ДЗЕНЬ #БЛАГОДАРНОСТЬ ПРИДНЕПРОВСКИЙ
#БЛАГОДАРНОСТЬ РАДИО 107
#БЛАГОДАРНОСТЬ САНАТОРИЙ НАРОЧЬ
#БЛАГОДАРНОСТЬ ШАХЦЕР #БЛАГОДАРНОСТЬ ТЕХНИКА ВЕГА #БЛАГОДАРНОСТЬ ТРК #БЛАГОДАРНОСТЬ ЦВЕТОЧНАЯ ЛАВКА
#БЛАГОДАРНОСТЬ VELCOM
#ИНТЕРНЕТ-ПРЕМИЯ TIBO'2015 (NEWSGOMEL.BY)
#ИНТЕРНЕТ-ПРЕМИЯ TIBO'2015 (OKBRSMGOMEL.BY) #ИНТЕРНЕТ-ПРЕМИЯ TIBO'2016 (OKBRSMGOMEL.BY)
#КОНКУРС САЙТОВ БАЙНЕТА 2014 (RATE.BY)
#СЕРТИФИКАТ "АДМИНИСТРАТОР. БАЗОВЫЙ" (БУЙНЕВИЧ СЕРГЕЙ)
#СЕРТИФИКАТ СПЕЦИАЛИСТА ПО ADWORDS
#СОЗДАНИЕ САЙТА ДЛЯ "TALEN GROUP" С УДОБНЫМ КАТАЛОГОМ ПРОДУКЦИИ
#ВЕБ-САЙТ ДЛЯ КОМПАНИИ "МЕТАЛЛПРОДУКТ"
#САЙТ ДЛЯ КОМПАНИИ, ПРЕДОСТАВЛЯЮЩЕЙ ХОЛОДИЛЬНЫЕ ВИТРИНЫ
#БАННЕР ДЛЯ ОАО "ГОМЕЛЬСКОЕ ПО "КРИСТАЛЛ"
#ДИЗАЙН УПАКОВКИ В РАМКАХ КОМПЛЕКСНОГО РЕБРЕНДИНГА ОАО "ЛИДАЛАКОКРАСКА"
#БИЛБОРДЫ ДЛЯ ОАО "БЕЛЮВЕЛИРТОРГ"
#ЛОГОТИП ТОРГОВОЙ КОМПАНИИ
#РАЗРАБОТКА НОВОГО БРЕНДА СОЛИ ПРЕМИУМ-СЕГМЕНТА
#МОДУЛЬ В ЖУРНАЛ
#РАЗРАБОТКА И ПЕЧАТЬ ОРИГИНАЛЬНОГО КАЛЕНДАРЯ НА 2013 ГОД
#РАЗРАБОТКА ДИЗАЙНА КАЛЕНДАРЕЙ ДЛЯ НАУЧНО-ПРОИЗВОДСТВЕННОГО ОБЪЕДИНЕНИЯ
#САЙТ ФЕРМЕРСКОГО ХОЗЯЙСТВА «ЧКАЛОВСКАЯ УСАДЬБА»
#РАЗРАБОТКА ЛОГОТИПА ТОРГОВОГО КОМПЛЕКСА
#ДИЗАЙН САЙТА-ВИЗИТКИ ДЛЯ ПРОЕКТНОЙ КОМПАНИИ
#ФИРМЕННЫЙ СТИЛЬ ДЛЯ КОМПАНИИ «ЖЕЛЕЗНЫЙ ВЕК»
#РАЗРАБОТКА ДИЗАЙНА ДЛЯ ИНФОРМАЦИОННОГО ПОРТАЛА
#РАЗРАБОТКА ЛОГОТИПА IT КОМПАНИИ
#СОЗДАНИЕ ДИЗАЙНА БИРДЕКЕЛЯ В ФИРМЕННОМ СТИЛЕ ДЛЯ АБСОЛЮТБАНКА #ОТЧЕТ О РЕКЛАМНОМ ФЕСТИВАЛЕ "БЕЛЫЙ КВАДРАТ"
#ДЕНЬ ПОСТАВЩИКА У "HEINEKEN"
#МЫ ЗАПУСТИЛИ НАШ НОВЫЙ САЙТ!
#ОБРАТНАЯ СВЯЗЬ ОТ МЕГАТОЙС (08:19 06.07.2016) #КОМПЛЕКСНАЯ РАЗРАБОТКА БРЕНДА ДЛЯ ИНТЕРНЕТ-МАГАЗИНА
#РЕЗЮМЕ ОТ АЛЕКСАНДР (07:57 07.07.2016)
#КОРПОРАТИВНАЯ БРОШЮРА ПРОИЗВОДИТЕЛЯ МОЛОЧНОЙ ПРОДУКЦИИ
#ФИРМЕННЫЙ МАГНИТ ДЛЯ АБСОЛЮТБАНКА
#ОРИГИНАЛЬНЫЙ НАСТЕННЫЙ ПЕРЕКИДНОЙ КАЛЕНДАРЬ
#АФИШИ СЕТИ МАГАЗИНОВ ЦИФРОВОЙ ТЕХНИКИ
#КАТАЛОГ ТЕХНИЧЕСКИХ ИЗДЕЛИЙ #РЕКЛАМНАЯ КАРТОЧКА СЕТИ КОМПЬЮТЕРНЫХ МАГАЗИНОВ
#ФИРМЕННЫЕ ИЛЛЮСТРАЦИИ ДЛЯ МЯСОКОМБИНАТА
#ВИДЕО ПРЕЗЕНТАЦИЯ ЖИЛОГО МИКРОРАЙОНА Г. МОСКВА
#ВНУТРЕННЕЕ ОФОРМЛЕНИЕ МАГАЗИНА #ВНУТРЕННЕЕ ОФОРМЛЕНИЕ ПОМЕЩЕНИЯ
#ВНУТРЕННЕЕ ОФОРМЛЕНИЕ ПОМЕЩЕНИЯ
#ВЫВЕСКА НА ФАСАДЕ ЗДАНИЯ
#ВЫВЕСКА С ВНУТРЕННЕЙ СВЕТОДИОДНОЙ ПОДСВЕТКОЙ #ВЫВЕСКА СО СВЕТОДИОДНОЙ ПОДСВЕТКОЙ
#ВЫСТАВОЧНЫЙ СТЕНД ДЛЯ СЭЗ «ГОМЕЛЬ – РАТОН»
#ГРАФИЧЕСКИЙ ВИДЕОРОЛИК
#ДИЗАЙН ВЫПУСКНЫХ ФОТОАЛЬБОМОВ
#СТРАТЕГИЯ ПРОДВИЖЕНИЯ БАНКОВСКИХ УСЛУГ, ДИЗАЙН КОРПОРАТИВНОГО БУКЛЕТА
#ДИЗАЙН РЕКЛАМНОГО ПЛАКАТА ДЛЯ РЕКЛАМНОЙ АКЦИИ
#ДИЗАЙН РЕКЛАМНОГО ПОСТЕРА #ДИЗАЙН САЙТА ДЛЯ КОНДИТЕРСКОЙ
#ДИЗАЙН САЙТА ДЛЯ МАГАЗИНА КОМПЬЮТЕРНОЙ ТЕХНИКИ
#ДИЗАЙН САЙТА ДЛЯ ПРЕДПРИЯТИЯ ПОСТАВЩИКА ЭЛЕКТРОИНСТРУМЕНТА
#ДИЗАЙН САЙТА СТРОИТЕЛЬНЫХ МАТЕРИАЛОВ В ГОМЕЛЕ
#ИЛЛЮСТРАЦИЯ НА ОБЛОЖКУ КАТАЛОГА
#ИЛЛЮСТРАЦИЯ ОБЛОЖКИ КАТАЛОГА
#КАЛЕНДАРЬ НАСТОЛЬНЫЙ ПЕРЕКИДНОЙ #ЛИСТОВКИ КОМПЬЮТЕРНОГО МАГАЗИНА #ЛОГОТИП РЕКЛАМНОЙ КОМПАНИИ
#МОДУЛЬ РЕКЛАМНЫЙ В ЖУРНАЛ
#НАРУЖНОЕ ОФОРМЛЕНИЕ ЗАКУСОЧНОЙ
#НАРУЖНОЕ ОФОРМЛЕНИЕ МАГАЗИНА #НАРУЖНОЕ ОФОРМЛЕНИЕ МАГАЗИНА
#НАРУЖНОЕ ОФОРМЛЕНИЕ МАГАЗИНА
#НАРУЖНОЕ ОФОРМЛЕНИЕ МАГАЗИНА "KEEPER"
#НАРУЖНОЕ ОФОРМЛЕНИЕ ОФИСНОГО ЗДАНИЯ #НОВОГОДНЯЯ ОТКРЫТКА
#НОВОГОДНЯЯ ОТКРЫТКА ПРОИЗВОДИТЕЛЯ МОРОЖЕНОГО
#ОБНОВЛЕННЫЙ САЙТ ДЛЯ ГОСТИНИЦЫ В ГОМЕЛЕ
#ОФОРМЛЕНИЕ ВЫВЕСКИ НА КРЫШЕ БАНКА
#ОФОРМЛЕНИЕ ТРАНСПОРТА В СТИЛЕ КОМПАНИИ (БРЕНДИРОВАНИЕ ТРАНСПОРТА)
#ОФОРМЛЕНИЕ ВЫВЕСКИ НА КРЫШЕ ЗДАНИЯ
#ПРИДОРОЖНАЯ СТЕЛА #ПРОДВИЖЕНИЕ САЙТА В БЕЛАРУСИ И РОССИИ
#ПРОДВИЖЕНИЕ САЙТА ПРОИЗВОДИТЕЛЯ
#ПРОДВИЖЕНИЕ САЙТА ТУРИСТИЧЕСКИХ УСЛУГ
#ПРОМО-РОЛИК СОЦИАЛЬНОГО ПРОЕКТА #РАЗРАБОТКА ДИЗАЙНА БИГБОРДА
#РАЗРАБОТКА ДИЗАЙНА ВИЗИТНОЙ КАРТОЧКИ
#РАЗРАБОТКА ДИЗАЙНА ВИЗИТНОЙ КАРТОЧКИ
#РАЗРАБОТКА ДИЗАЙНА ВЫВЕСКИ #РАЗРАБОТКА ДИЗАЙНА ДИСКОНТНОЙ КАРТЫ
#РАЗРАБОТКА ДИЗАЙНА ДЛЯ ТРАНСПОРТНОГО СРЕДСТВА
#РАЗРАБОТКА ДИЗАЙНА КАЛЕНДАРЯ
#РАЗРАБОТКА ДИЗАЙНА КАЛЕНДАРЯ #РАЗРАБОТКА ДИЗАЙНА КАЛЕНДАРЯ
#РАЗРАБОТКА ДИЗАЙНА КАЛЕНДАРЯ НА 2014 ГОД
#РАЗРАБОТКА ДИЗАЙНА КАТАЛОГА ПРОИЗВОДИТЕЛЯ ДВЕРЕЙ
#РАЗРАБОТКА ДИЗАЙНА КАТАЛОГА
#РАЗРАБОТКА ДИЗАЙНА КАТАЛОГА ПРОИЗВОДИТЕЛЯ МОРОЖЕНОГО
#РАЗРАБОТКА ДИЗАЙНА КОРПОРАТИВНОЙ ВИЗИТКИ
#РАЗРАБОТКА ДИЗАЙНА РЕКЛАМНОГО ПЛАКАТА #РАЗРАБОТКА ДИЗАЙНА РЕКЛАМНОГО ПЛАКАТА
#РАЗРАБОТКА ДИЗАЙНА РЕКЛАМНОГО ПОСТЕРА
#РАЗРАБОТКА ДИЗАЙНА САЙТА ДЛЯ АДМИНИСТРАЦИИ РАЙОНА
#РАЗРАБОТКА ДИЗАЙНА САЙТА ДЛЯ ГИМНАЗИИ
#РАЗРАБОТКА ДИЗАЙНА САЙТА ДЛЯ ОДОЙ ИЗ ВЕДУЩИХ ОРГАНИЗАЦИЙ СТРОЙИНДУСТРИИ РЕСПУБЛИКИ БЕЛАРУСЬ
#РАЗРАБОТКА ДИЗАЙНА САЙТА ДЛЯ СОВРЕМЕННОЙ ТИПОГРАФИИ
#РАЗРАБОТКА ДИЗАЙНА САЙТА КОМПАНИИ СТРОИТЕЛЬНЫХ РАБОТ
#РАЗРАБОТКА ДИЗАЙНА САЙТА ОПТОВОЙ ТОРГОВЛИ
#РАЗРАБОТКА ДИЗАЙНА САЙТА-ВИТРИНЫ ДЛЯ ВЕТЕРИНАРНОЙ АПТЕКИ
#РАЗРАБОТКА ДИЗАЙНА САЙТА СПОРТИВНОЙ ФЕДЕРАЦИИ
#РАЗРАБОТКА ИНТЕРНЕТ-ВИТРИНЫ ДЛЯ ПРОИЗВОДИТЕЛЯ СПОРТИВНОЙ ОБУВИ
#РАЗРАБОТКА ИНТЕРНЕТ-МАГАЗИНА ДЕТСКИХ ИГРУШЕК
#РАЗРАБОТКА ИНТЕРНЕТ-МАГАЗИНА КАНЦЕЛЯРСКИХ ТОВАРОВ
#КОРПОРАТИВНЫЙ САЙТ ПРЕДПРИЯТИЯ, ОСУЩЕСТВЛЯЮЩЕГО КОМПЛЕКСНЫЕ УСЛУГИ В СФЕРЕ ТЕХНИЧЕСКОГО АУТСОРСИНГА
#РАЗРАБОТКА КОРПОРАТИВНОГО САЙТА ДЛЯ ОПЕРАТОРА СПУТНИКОВОГО МОНИТОРИНГА АВТОТРАНСПОРТА
#РАЗРАБОТКА ЛАНДШАФТНОГО ДИЗАЙНА
#РАЗРАБОТКА ЛОГОТИПА
#РЕЗЮМЕ ОТ АНДРЕЙ (12:24 14.07.2016)
#РЕЗЮМЕ ОТ DIMA (21:35 18.07.2016) #ОБРАТНАЯ СВЯЗЬ ОТ BY DIMAISK982 (11:55 21.07.2016)
#ЗАКАЗ НА НЕЙМИНГ ОТ 11:26 28.07.2016
#ОБРАТНАЯ СВЯЗЬ ОТ ООО&QUOT; НЕ ПРОХОДИТЕ МИМО&QUOT; (16:09 29.07.2016)
#РАЗРАБОТКА ДИЗАЙНА УПАКОВКИ #ФИРМЕННЫЙ СТИЛЬ #НЕЙМИНГ
#КОНТЕКСТНАЯ РЕКЛАМА
#БРЕНДИРОВАНИЕ ТРАНСПОРТА
#РАЗРАБОТКА САЙТА #РАЗРАБОТКА ДИЗАЙНА #ПРОДВИЖЕНИЕ #КОПИРАЙТИНГ
#SMM
#РАЗРАБОТКА МНОГОФУНКЦИОНАЛЬНОГО САЙТА ДЛЯ МОСКОВСКИХ КЛИНИК
#РАЗРАБОТКА РЕКЛАМНОЙ КАМПАНИИ ДЛЯ БАНКА
#РАЗРАБОТКА САЙТА «LUXURY» ПРЕДСТАВЛЯЮЩЕГО СЕТЬ МАГАЗИНОВ МОДНОЙ ОДЕЖДЫ
#РАЗРАБОТКА САЙТА «СТРОЙСИЛЫ»
#РАЗРАБОТКА САЙТА ДЛЯ БУРОВОЙ КОМПАНИИ
#РАЗРАБОТКА САЙТА ДЛЯ ЖЛОБИНСКОЙ ГАЗЕТЫ "НЮАНС"
#РАЗРАБОТКА САЙТА ДЛЯ КОМПАНИИ "БЕЛОПТЕЛ"
#РАЗРАБОТКА САЙТА ДЛЯ КОМПАНИИ «КАШТАН»
#РАЗРАБОТКА САЙТА ДЛЯ ПРОИЗВОДСТВА ПЛАСТИКОВЫХ БАКОВ
#РАЗРАБОТКА САЙТА ДЛЯ НАЛОГОВЫХ ИНСПЕКЦИЙ МОСКВЫ
#РАЗРАБОТКА САЙТА ДЛЯ РАЙОННОГО УПРАВЛЕНИЯ ОБРАЗОВАНИЯ
#РАЗРАБОТКА САЙТА ДЛЯ САЛОНА ШТОР
#РАЗРАБОТКА САЙТА ДЛЯ ТЕАТРА-СТУДИИ ТАНЦА #РАЗРАБОТКА САЙТА С КАТАЛОГОМ ОБОРУДОВАНИЯ
#РАЗРАБОТКА САЙТА СИТИ-КАР
#РАЗРАБОТКА САЙТА-ВИЗИТКИ СТУДИИ МАНИКЮРА В МОСКВЕ
#РАЗРАБОТКА СТИЛЬНОГО, НЕЙТРАЛЬНОГО И СДЕРЖАННОГО САЙТА ДЛЯ ШКОЛЫ
#РАЗРАБОТКА УПАКОВКИ ДЛЯ МЯСНЫХ ПРОДУКТОВ
#РЕДИЗАЙН САЙТА «ГОМЕЛЬСТРОЙМАТЕРИАЛЫ»
#РЕДИЗАЙН САЙТА ДЛЯ КОМПАНИИ ПОСТАВЩИКА ИНТЕРНЕТ-УСЛУГ #РОЛИК ДЛЯ РЕКЛАМНОЙ КАМПАНИИ БPK БAНКA
#САЙТ ДЛЯ «БЕЛМУРА»
#САЙТ ДЛЯ ТРАНСПОРТНО-ЛОГИСТИЧЕСКОЙ КОМПАНИИ
#САЙТ ИНТЕРНЕТ ПРОВАЙДЕРА IP TELCOM #САЙТ МОТЕЛЯ «ОЛЬГИНКА»
#САЙТ-ВИЗИТКА ЛИНИИ КОНДИТЕРСКИХ ИЗДЕЛИЙ
#СВЕТОВАЯ ВЫВЕСКА НА ФАСАДЕ ЗДАНИЯ
#СОЗДАНИЕ ИНФОРМАЦИОННОГО САЙТА ДЛЯ КОМИТЕТА ГОСУДАРСТВЕННОГО КОНТРОЛЯ
#СОЗДАНИЕ КОРПОРАТИВНОГО САЙТА ДЛЯ ВЕБ-РАЗРАБОТЧИКА
#СОЗДАНИЕ КОРПОРАТИВНОГО САЙТА ДЛЯ ТУРИСТИЧЕСКОГО АГЕНТСТВА
#СОЗДАНИЕ САЙТА ДЛЯ ЖЛОБИНСКОЙ ГАЗЕТЫ "НОВЫ ДЗЕНЬ"
#СОЗДАНИЕ САЙТА ДЛЯ КОМПАНИИ "ПОЛИДРЕВ"
#СОЗДАНИЕ САЙТА ДЛЯ РЕМОНТНО-СТРОИТЕЛЬНОЙ КОМПАНИИ
#СОЗДАНИЕ САЙТА-ВИЗИТКИ ДЛЯ ЛОГИСТИЧЕСКОЙ КОМПАНИИ
#СОЗДАНИЕ САЙТА-КАТАЛОГА ДВЕРЕЙ
#СОЗДАНИЕ ТОРГОВОЙ МАРКИ ДЛЯ МЕБЕЛЬНОГО ПРЕДПРИЯТИЯ
#СТИЛЬНАЯ ФИРМЕННАЯ ВИЗИТНАЯ КАРТОЧКА
#УПАКОВКА ДЛЯ ЕЛОЧНЫХ ШАРОВ РУЧНОЙ РАБОТЫ
#УПАКОВКА ТОВАРОВ ДЛЯ ДЕТСКОГО ТВОРЧЕСТВА
#ФИРМЕННАЯ НОВОГОДНЯЯ ИЛЛЮСТРАЦИЯ #REBRANDING FOR BELORUSSIAN RESORT PRIDNEPROVSKY
#CREATING A BRAND FOR A FURNITURE COMPANY
#REBRANDING OF LOGO FOR A BUILDING COMPANY
#DEVELOPMENT OF BRAND BOOK FOR GROUP OF COMPANIES OIL TECHNO SERVICE
#REBRANDING FOR AN ADVERTISING AGENCY
#IDENTITY FOR RESIDENTIAL DISTRICT FOR CONSTRUCTION COMPANIES
#IDENTITY FOR A LOGISTIC COMPANY #IDENTITY FOR AN ENGINEERING COMPANY
#COMPLEX REBRANDING OF A CONFECTIONERY FACTORY
#LOGO FOR THE TELECOMMUNICATIONS COMPANY BELOPTEL
#DEVELOPMENT OF A LOGOTYPE FOR AN ADVERTISING AGENCY
#DEVELOPMENT OF A LOGO FOR A MINI-CAFE
#CORPORATE IDENTITY FOR THE COMPANY IRON AGE
#LOGO DESIGN FOR AN IT COMPANY #CREATION OF THE LOGO FOR A TRADING COMPANY
#A LOGOTYPE FOR AGROINTERTRANS
#DEVELOPMENT OF A LOGO FOR A NETWORK OF RESTAURANTS
#CORPORATE IDENTITY FOR MORS #CORPORATE IDENTITY FOR THE COMPANY NEW TECHNOLOGIES
#CORPORATE IDENTITY FOR RIKSTAL
#VIDEO PRESENTATION OF A NEW HOUSING ESTATE IN MOSCOW
#VIDEO FOR THE ADVERTISING CAMPAIGN OF BRK BANK
#OUTDOOR PHOTOGRAPHY OF THE INTERIOR OF THE ENTERTAINMENT CENTER "EUROPE"
#CORPORATE BOOKLETS FOR BELORUSNEFT
#DEVELOPMENT OF A CORPORATE BOOKLET FOR A MANUFACTURER OF CONCRETE AND CONSTRUCTION MATERIAL
#A BRANDED ILLUSTRATION FOR A CONFECTIONERY FACTORY
#A BRANDED CHRISTMAS CARD FOR AN ENGINEERING COMPANY
#A BRANDED WALL CALENDAR #CHRISTMAS CARD FOR AN ICE CREAM COMPANY
#AN ADVERTISING BOOKLET FOR A CONFECTIONERY FACTORY
#A FAIRYTALE PRODUCT CATALOG OF CARNIVAL COSTUMES IN RUSSIAN STYLE
#AN ORIGINAL WALL CALENDAR #A BRANDED POSTCARD FOR SARMATTERMO ENGINEERING #A CHANGEOVER WALL CALENDAR